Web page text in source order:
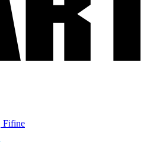
Fifine